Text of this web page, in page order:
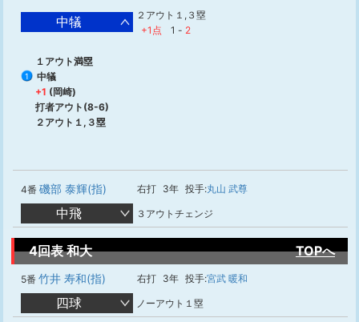
中犠
２アウト１,３塁
+1点
1 - 2
１アウト満塁
1
中犠
+1 (岡崎)
打者アウト(8-6)
２アウト１,３塁
4番 磯部 泰輝(指) 右打 3年 投手:丸山 武尊
中飛 ３アウトチェンジ
4回表 和大 TOPへ
5番 竹井 寿和(指) 右打 3年 投手:宮武 暖和
四球 ノーアウト１塁